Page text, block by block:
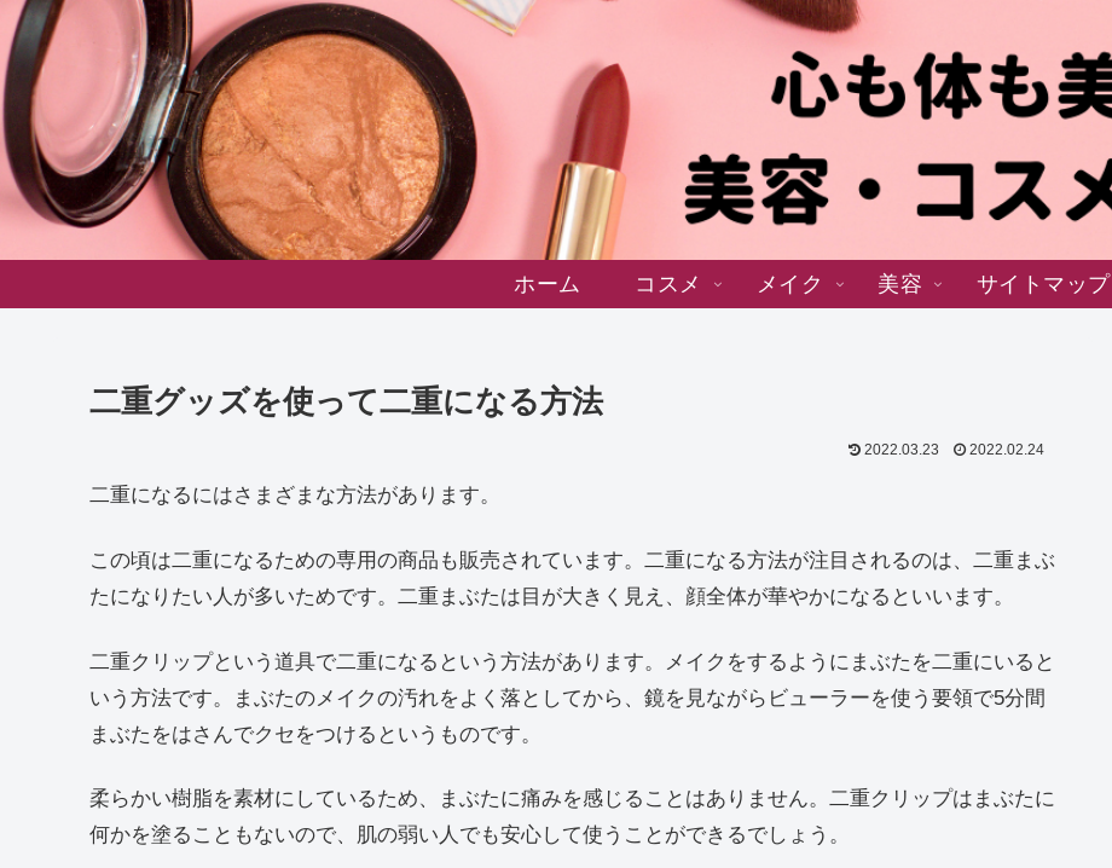
ホーム コスメ メイク 美容 サイトマップ
二重グッズを使って二重になる方法
2022.03.23 2022.02.24
二重になるにはさまざまな方法があります。
この頃は二重になるための専用の商品も販売されています。二重になる方法が注目されるのは、二重まぶ
たになりたい人が多いためです。二重まぶたは目が大きく見え、顔全体が華やかになるといいます。
二重クリップという道具で二重になるという方法があります。メイクをするようにまぶたを二重にいると
いう方法です。まぶたのメイクの汚れをよく落としてから、鏡を見ながらビューラーを使う要領で5分間
まぶたをはさんでクセをつけるというものです。
柔らかい樹脂を素材にしているため、まぶたに痛みを感じることはありません。二重クリップはまぶたに
何かを塗ることもないので、肌の弱い人でも安心して使うことができるでしょう。